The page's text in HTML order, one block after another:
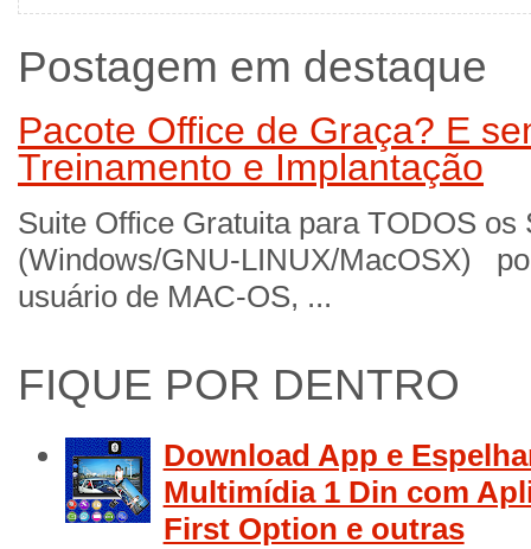
Postagem em destaque
Pacote Office de Graça? E
Treinamento e Implantação
Suite Office Gratuita para TODOS
(Windows/GNU-LINUX/MacOSX)
usuário de MAC-OS, ...
FIQUE POR DENTRO
Download App e
Multimídia 1 Din com
First Option e outras